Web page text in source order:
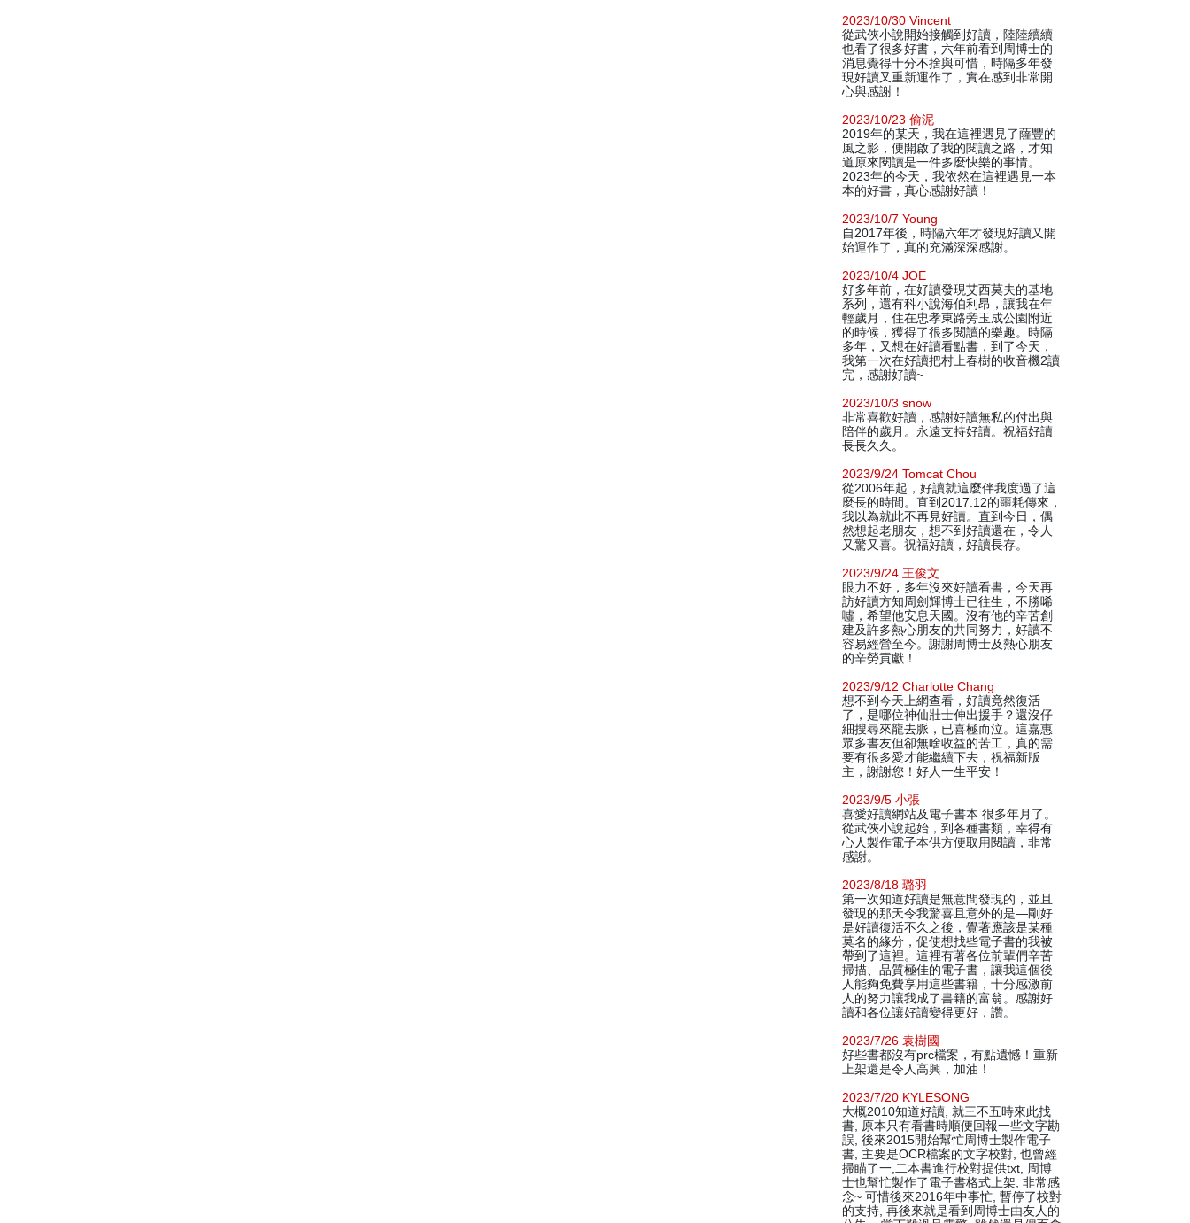
2023/10/30 Vincent
從武俠小說開始接觸到好讀，陸陸續續
也看了很多好書，六年前看到周博士的
消息覺得十分不捨與可惜，時隔多年發
現好讀又重新運作了，實在感到非常開
心與感謝！
2023/10/23 偷泥
2019年的某天，我在這裡遇見了薩豐的
風之影，便開啟了我的閱讀之路，才知
道原來閱讀是一件多麼快樂的事情。
2023年的今天，我依然在這裡遇見一本
本的好書，真心感謝好讀！
2023/10/7 Young
自2017年後，時隔六年才發現好讀又開
始運作了，真的充滿深深感謝。
2023/10/4 JOE
好多年前，在好讀發現艾西莫夫的基地
系列，還有科小說海伯利昂，讓我在年
輕歲月，住在忠孝東路旁玉成公園附近
的時候，獲得了很多閱讀的樂趣。時隔
多年，又想在好讀看點書，到了今天，
我第一次在好讀把村上春樹的收音機2讀
完，感謝好讀~
2023/10/3 snow
非常喜歡好讀，感謝好讀無私的付出與
陪伴的歲月。永遠支持好讀。祝福好讀
長長久久。
2023/9/24 Tomcat Chou
從2006年起，好讀就這麼伴我度過了這
麼長的時間。直到2017.12的噩耗傳來，
我以為就此不再見好讀。直到今日，偶
然想起老朋友，想不到好讀還在，令人
又驚又喜。祝福好讀，好讀長存。
2023/9/24 王俊文
眼力不好，多年沒來好讀看書，今天再
訪好讀方知周劍輝博士已往生，不勝唏
噓，希望他安息天國。沒有他的辛苦創
建及許多熱心朋友的共同努力，好讀不
容易經營至今。謝謝周博士及熱心朋友
的辛勞貢獻！
2023/9/12 Charlotte Chang
想不到今天上網查看，好讀竟然復活
了，是哪位神仙壯士伸出援手？還沒仔
細搜尋來龍去脈，已喜極而泣。這嘉惠
眾多書友但卻無啥收益的苦工，真的需
要有很多愛才能繼續下去，祝福新版
主，謝謝您！好人一生平安！
2023/9/5 小張
喜愛好讀網站及電子書本 很多年月了。
從武俠小說起始，到各種書類，幸得有
心人製作電子本供方便取用閱讀，非常
感謝。
2023/8/18 璐羽
第一次知道好讀是無意間發現的，並且
發現的那天令我驚喜且意外的是—剛好
是好讀復活不久之後，覺著應該是某種
莫名的緣分，促使想找些電子書的我被
帶到了這裡。這裡有著各位前輩們辛苦
掃描、品質極佳的電子書，讓我這個後
人能夠免費享用這些書籍，十分感激前
人的努力讓我成了書籍的富翁。感謝好
讀和各位讓好讀變得更好，讚。
2023/7/26 袁樹國
好些書都沒有prc檔案，有點遺憾！重新
上架還是令人高興，加油！
2023/7/20 KYLESONG
大概2010知道好讀, 就三不五時來此找
書, 原本只有看書時順便回報一些文字勘
誤, 後來2015開始幫忙周博士製作電子
書, 主要是OCR檔案的文字校對, 也曾經
掃瞄了一,二本書進行校對提供txt, 周博
士也幫忙製作了電子書格式上架, 非常感
念~ 可惜後來2016年中事忙, 暫停了校對
的支持, 再後來就是看到周博士由友人的